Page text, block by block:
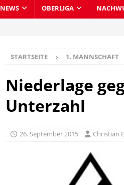
NEWS OBERLIGA
STARTSEITE 1. MANNSCHAFT
Niederlage
Unterzahl
26. September 2015 Christian